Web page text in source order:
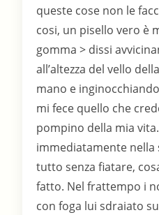
queste cose non le
cosi, un pisello vero è
gomma > dissi
all’altezza del vello
mano e
mi fece quello che
pompino della mia
immediatamente nella
tutto senza fiatare,
fatto. Nel frattempo i
con foga lui sdraiato